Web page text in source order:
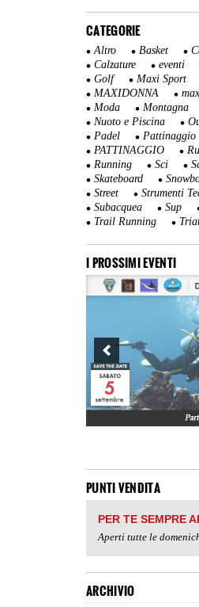
CATEGORIE
Altro Basket
Calzature
eventi
Golf
Maxi Sport
MAXIDONNA
Moda
Montagna
Nuoto e Piscina
Padel
Pattinaggio
PATTINAGGIO
Running
Sci
Skateboard
Street
Strumenti
Subacquea
Sup
Trail Running
I PROSSIMI EVENTI
PUNTI VENDITA
PER TE SEMPRE
Aperti tutte le
ARCHIVIO